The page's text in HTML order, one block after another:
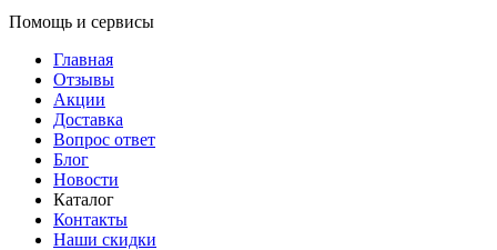
Помощь и сервисы
Главная
Отзывы
Акции
Доставка
Вопрос ответ
Блог
Новости
Каталог
Контакты
Наши скидки